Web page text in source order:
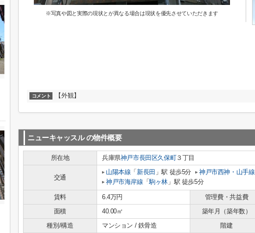
※写真や図と実際の現状とが異なる場合は現状を優先させていただきます
コメント 【外観】
ニューキャッスル の物件概要
所在地 兵庫県神戸市長田区久保町３丁目
交通
山陽本線 「 新長田 」駅 徒歩5分 神戸市西神・山手線
神戸市海岸線 「駒ヶ林 」駅 徒歩5分
賃料 6.4万円 管理費・共益費
面積
40.00㎡ 築年月（築年数）
種別/構造
マンション / 鉄骨造 階建